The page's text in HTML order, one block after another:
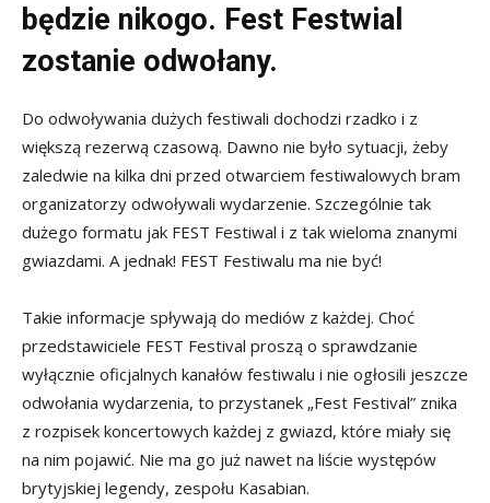
będzie nikogo. Fest Festwial
zostanie odwołany.
Do odwoływania dużych festiwali dochodzi rzadko i z
większą rezerwą czasową. Dawno nie było sytuacji, żeby
zaledwie na kilka dni przed otwarciem festiwalowych bram
organizatorzy odwoływali wydarzenie. Szczególnie tak
dużego formatu jak FEST Festiwal i z tak wieloma znanymi
gwiazdami. A jednak! FEST Festiwalu ma nie być!
Takie informacje spływają do mediów z każdej. Choć
przedstawiciele FEST Festival proszą o sprawdzanie
wyłącznie oficjalnych kanałów festiwalu i nie ogłosili jeszcze
odwołania wydarzenia, to przystanek „Fest Festival” znika
z rozpisek koncertowych każdej z gwiazd, które miały się
na nim pojawić. Nie ma go już nawet na liście występów
brytyjskiej legendy, zespołu Kasabian.